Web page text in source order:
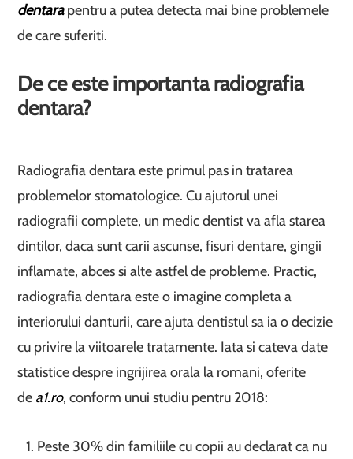
dentarapentru a putea detecta mai bine problemele
de care suferiti.
De ce este importanta radiografia
dentara?
Radiografia dentara este primul pas in tratarea
problemelor stomatologice. Cu ajutorul unei
radiografii complete, un medic dentist va afla starea
dintilor, daca sunt carii ascunse, fisuri dentare, gingii
inflamate, abces si alte astfel de probleme. Practic,
radiografia dentara este o imagine completa a
interiorului danturii, care ajuta dentistul sa ia o decizie
cu privire la viitoarele tratamente. Iata si cateva date
statistice despre ingrijirea orala la romani, oferite
de a1.ro, conform unui studiu pentru 2018:
Peste 30% din familiile cu copii au declarat ca nu